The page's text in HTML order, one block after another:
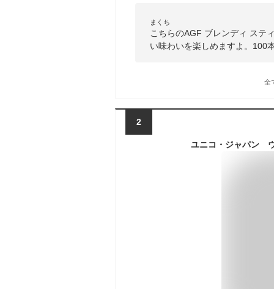
まくち
こちらのAGF ブレンディ ステ
い味わいを楽しめますよ。100
全
2